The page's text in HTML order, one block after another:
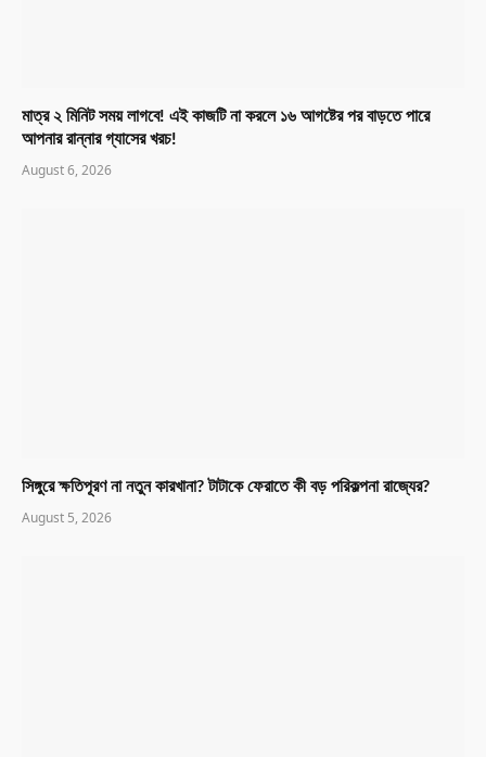
মাত্র ২ মিনিট সময় লাগবে! এই কাজটি না করলে ১৬ আগষ্টের পর বাড়তে পারে
আপনার রান্নার গ্যাসের খরচ!
August 6, 2026
সিঙ্গুরে ক্ষতিপূরণ না নতুন কারখানা? টাটাকে ফেরাতে কী বড় পরিকল্পনা রাজ্যের?
August 5, 2026